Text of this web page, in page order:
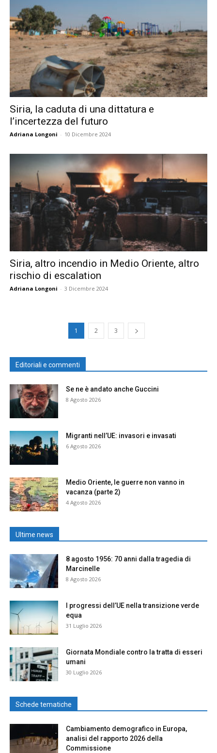
Siria, la caduta di una dittatura e
l’incertezza del futuro
Adriana Longoni - 10 Dicembre 2024
Siria, altro incendio in Medio Oriente, altro
rischio di escalation
Adriana Longoni - 3 Dicembre 2024
1 2 3
Editoriali e commenti
Se ne è andato anche Guccini
8 Agosto 2026
Migranti nell’UE: invasori e invasati
6 Agosto 2026
Medio Oriente, le guerre non vanno in
vacanza (parte 2)
4 Agosto 2026
Ultime news
8 agosto 1956: 70 anni dalla tragedia di
Marcinelle
8 Agosto 2026
I progressi dell’UE nella transizione verde
equa
31 Luglio 2026
Giornata Mondiale contro la tratta di esseri
umani
30 Luglio 2026
Schede tematiche
Cambiamento demografico in Europa,
analisi del rapporto 2026 della
Commissione